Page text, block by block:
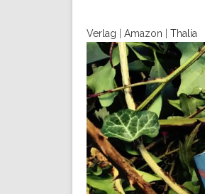
Verlag Amazon Thalia